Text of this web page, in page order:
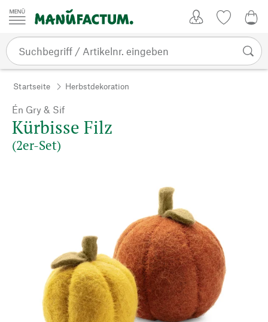
Zum Inhalt springen
Startseite Herbstdekoration
Én Gry & Sif
Kürbisse Filz
(2er-Set)